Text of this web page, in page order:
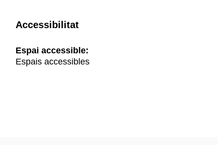
Accessibilitat
Espai accessible:
Espais accessibles